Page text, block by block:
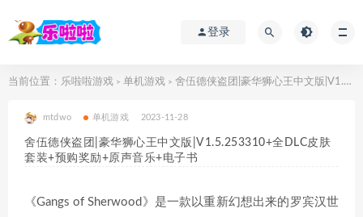
登录
当前位置： 乐啦啦游戏 > 单机游戏 > 舍伍德侠盗团|豪华狮心王中文版|V1.5.253310+全DLC皮肤套装+预购奖励+原声音乐+电子书
mtdwo 单机游戏 2023-11-28
舍伍德侠盗团|豪华狮心王中文版|V1.5.253310+全DLC皮肤
套装+预购奖励+原声音乐+电子书
《Gangs of Sherwood》是一款以重新幻想出来的罗宾汉世